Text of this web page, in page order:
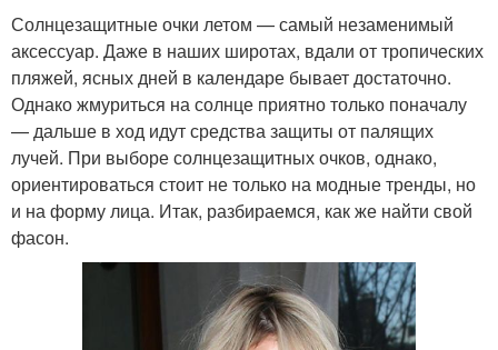
Солнцезащитные очки летом — самый незаменимый
аксессуар. Даже в наших широтах, вдали от тропических
пляжей, ясных дней в календаре бывает достаточно.
Однако жмуриться на солнце приятно только поначалу
— дальше в ход идут средства защиты от палящих
лучей. При выборе солнцезащитных очков, однако,
ориентироваться стоит не только на модные тренды, но
и на форму лица. Итак, разбираемся, как же найти свой
фасон.